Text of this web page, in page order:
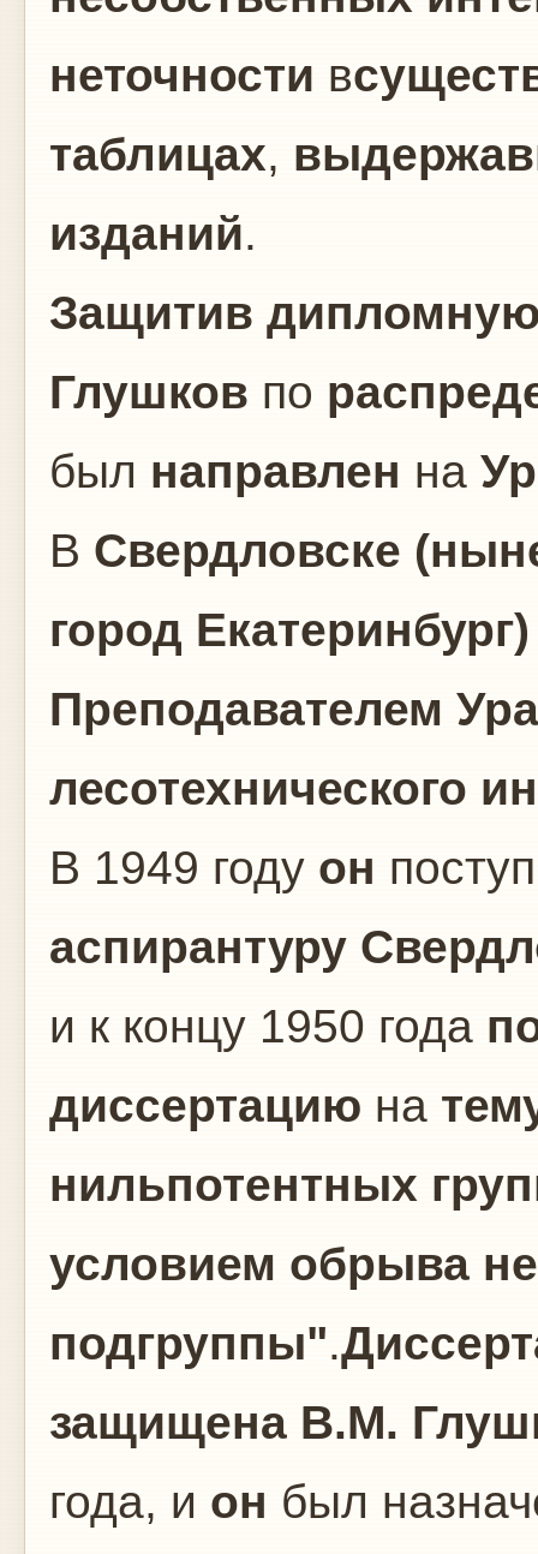
неточности в
таблицах,
изданий.
Защитив
Глушков по
был направлен на
В Свердловске (
город Екатеринбург)
Преподавателем
лесотехнического
В 1949 году он
аспирантуру
и к концу 1950 года
диссертацию на
нильпотентных
условием обрыва
подгруппы".
защищена В.М.
года, и он был